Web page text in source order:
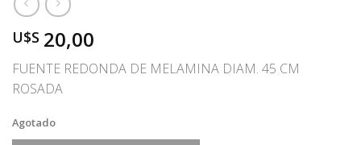
U$S 20,00
FUENTE REDONDA DE MELAMINA DIAM. 45 CM
ROSADA
Agotado